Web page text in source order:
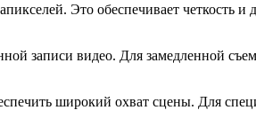
Это обеспечивает
записи видео. Для замедленной
широкий охват сцены. Для